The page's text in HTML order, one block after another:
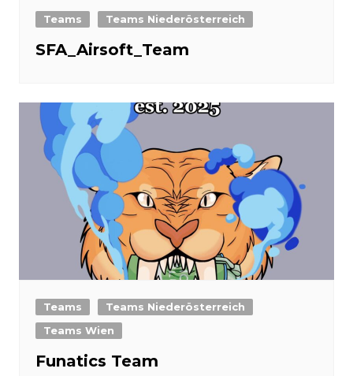
Teams Teams Niederösterreich
SFA_Airsoft_Team
Teams
Teams Niederösterreich
Teams Wien
Funatics Team